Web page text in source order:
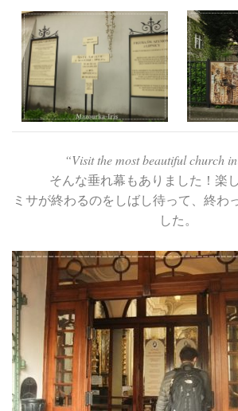
“Visit the most beautiful church
そんな垂れ幕もありました！楽
ミサが終わるのをしばし待って、終わ
した。